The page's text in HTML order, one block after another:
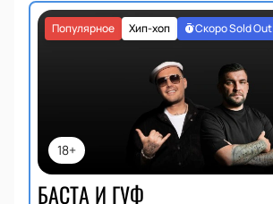
18+
Хип-хоп
Популярное Скоро Sold Out
БАСТА И ГУФ